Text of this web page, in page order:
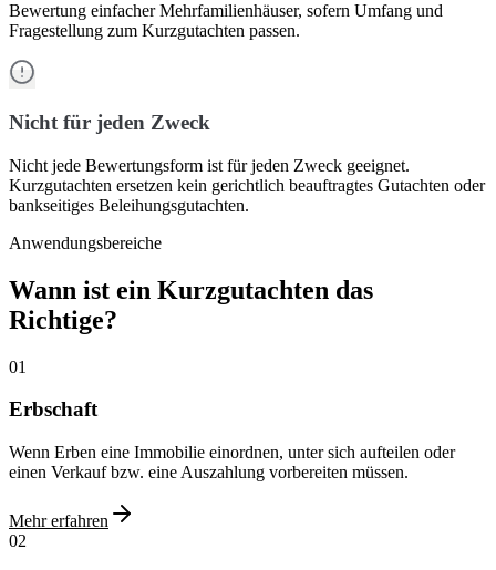
Bewertung einfacher Mehrfamilienhäuser, sofern Umfang und
Fragestellung zum Kurzgutachten passen.
Nicht für jeden Zweck
Nicht jede Bewertungsform ist für jeden Zweck geeignet.
Kurzgutachten ersetzen kein gerichtlich beauftragtes Gutachten oder
bankseitiges Beleihungsgutachten.
Anwendungsbereiche
Wann ist ein Kurzgutachten das
Richtige?
01
Erbschaft
Wenn Erben eine Immobilie einordnen, unter sich aufteilen oder
einen Verkauf bzw. eine Auszahlung vorbereiten müssen.
Mehr erfahren
02